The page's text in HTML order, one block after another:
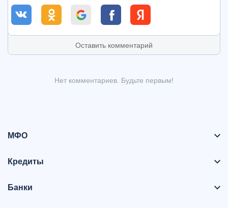
Оставить комментарий
Нет комментариев. Будьте первым!
МФО
Кредиты
Банки